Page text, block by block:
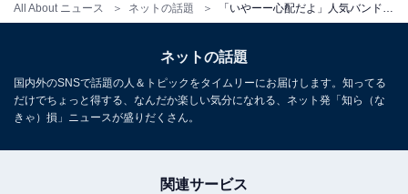
All About ニュース ネットの話題
ネットの話題
国内外のSNSで話題の人＆トピックをタイムリーにお届けします。知ってる
だけでちょっと得する、なんだか楽しい気分になれる、ネット発「知ら（な
きゃ）損」ニュースが盛りだくさん。
関連サービス